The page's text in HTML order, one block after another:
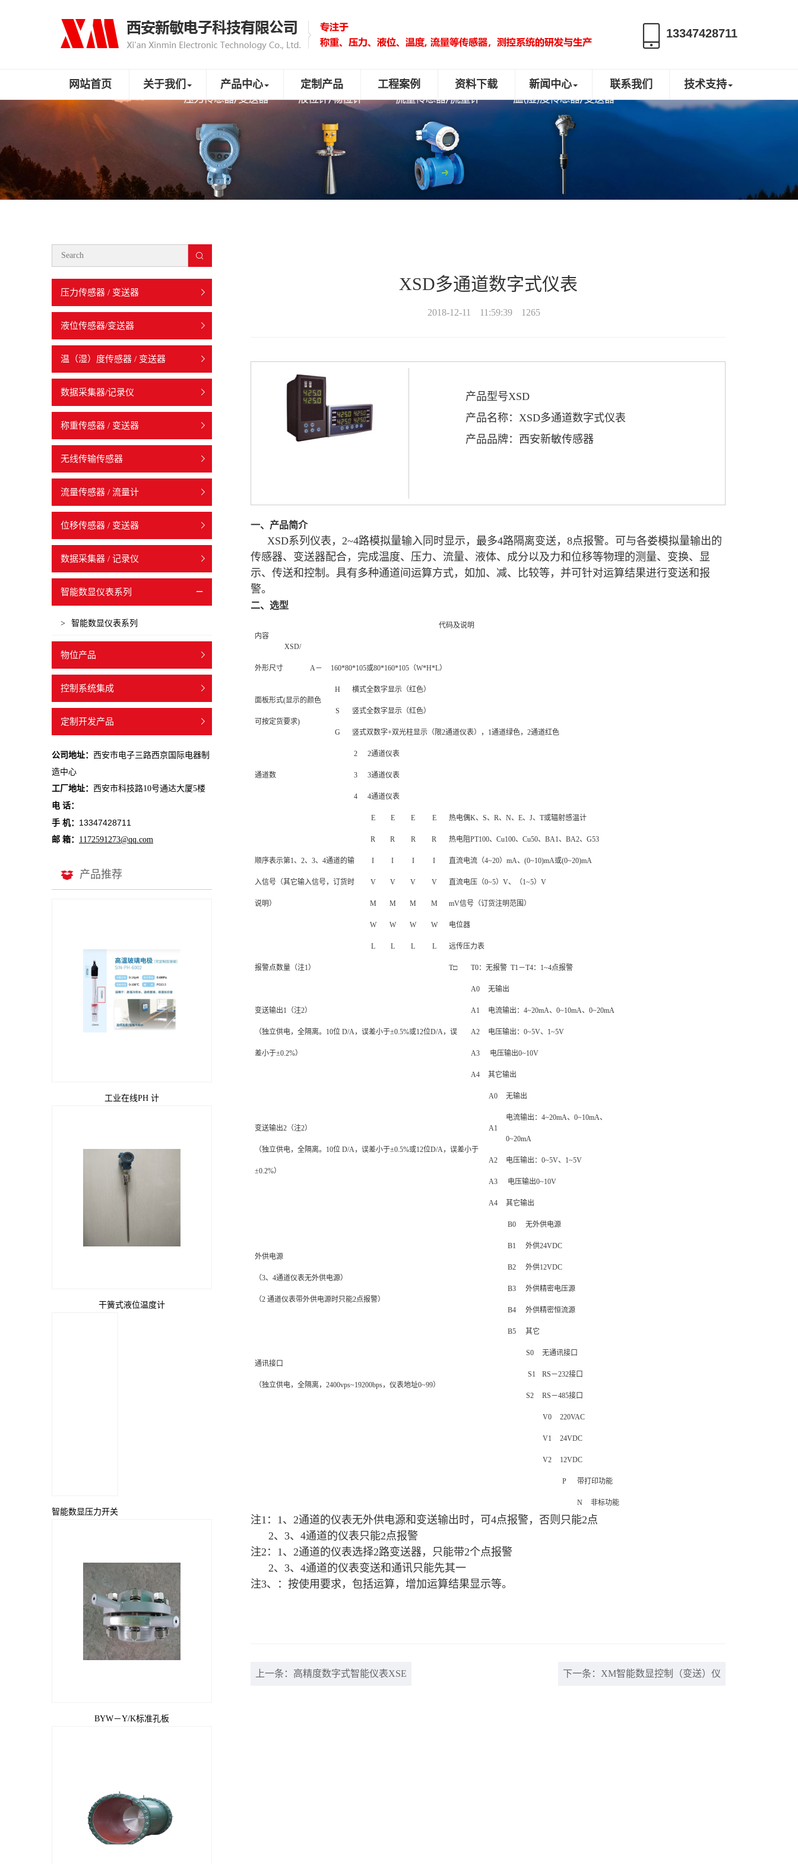
13347428711
网站首页 关于我们 产品中心 定制产品 工程案例 资料下载 新闻中心 联系我们 技术支持
压力传感器 / 变送器
液位传感器/变送器
温（湿）度传感器 / 变送器
数据采集器/记录仪
称重传感器 / 变送器
无线传输传感器
流量传感器 / 流量计
位移传感器 / 变送器
数据采集器 / 记录仪
智能数显仪表系列
> 智能数显仪表系列
物位产品
控制系统集成
定制开发产品
公司地址： 西安市电子三路西京国际电器制
造中心
工厂地址： 西安市科技路10号通达大厦5楼
电 话：
手 机： 13347428711
邮 箱： 1172591273@qq.com
产品推荐
工业在线PH 计
干簧式液位温度计
智能数显压力开关
BYW－Y/K标准孔板
XSD多通道数字式仪表
2018-12-11 11:59:39 1265
产品型号XSD
产品名称：XSD多通道数字式仪表
产品品牌：西安新敏传感器
一、产品简介
XSD系列仪表，2~4路模拟量输入同时显示，最多4路隔离变送，8点报警。可与各娄模拟量输出的
传感器、变送器配合，完成温度、压力、流量、液体、成分以及力和位移等物理的测量、变换、显
示、传送和控制。具有多种通道间运算方式，如加、减、比较等，并可针对运算结果进行变送和报
警。
二、选型
内容
代码及说明
XSD/
外形尺寸 A－ 160*80*105或80*160*105（W*H*L）
面板形式(显示的颜色
可按定货要求)
H 横式全数字显示（红色）
S 竖式全数字显示（红色）
G 竖式双数字+双光柱显示（限2通道仪表），1通道绿色，2通道红色
通道数
2 2通道仪表
3 3通道仪表
4 4通道仪表
顺序表示第1、2、3、4通道的输
入信号（其它输入信号，订货时
说明）
E E E E 热电偶K、S、R、N、E、J、T或辐射感温计
R R R R 热电阻PT100、Cu100、Cu50、BA1、BA2、G53
I I I I 直流电流（4~20）mA、(0~10)mA或(0~20)mA
V V V V 直流电压（0~5）V、（1~5）V
M M M M mV信号（订货注明范围）
W W W W 电位器
L L L L 远传压力表
报警点数量（注1） T□ T0：无报警 T1－T4：1~4点报警
变送输出1（注2）
（独立供电，全隔离。10位 D/A，误差小于±0.5%或12位D/A，误
差小于±0.2%）
A0 无输出
A1 电流输出：4~20mA、0~10mA、0~20mA
A2 电压输出：0~5V、1~5V
A3 电压输出0~10V
A4 其它输出
变送输出2（注2）
（独立供电，全隔离。10位 D/A，误差小于±0.5%或12位D/A，误差小于
±0.2%）
A0 无输出
A1
电流输出：4~20mA、0~10mA、
0~20mA
A2 电压输出：0~5V、1~5V
A3 电压输出0~10V
A4 其它输出
外供电源
（3、4通道仪表无外供电源）
（2 通道仪表带外供电源时只能2点报警）
B0 无外供电源
B1 外供24VDC
B2 外供12VDC
B3 外供精密电压源
B4 外供精密恒流源
B5 其它
通讯接口
（独立供电，全隔离，2400vps~19200bps，仪表地址0~99）
S0 无通讯接口
S1 RS－232接口
S2 RS－485接口
V0 220VAC
V1 24VDC
V2 12VDC
P 带打印功能
N 非标功能
注1：1、2通道的仪表无外供电源和变送输出时，可4点报警，否则只能2点
2、3、4通道的仪表只能2点报警
注2：1、2通道的仪表选择2路变送器，只能带2个点报警
2、3、4通道的仪表变送和通讯只能先其一
注3、：按使用要求，包括运算，增加运算结果显示等。
上一条：高精度数字式智能仪表XSE 下一条：XM智能数显控制（变送）仪